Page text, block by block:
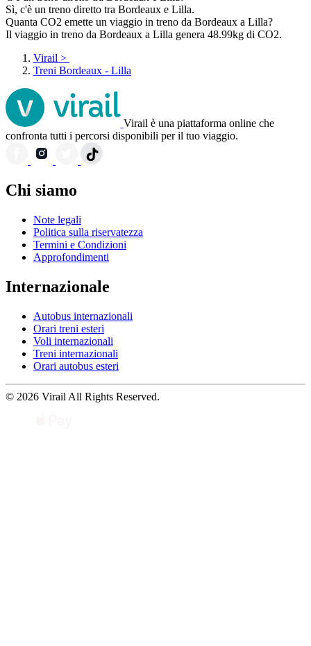
Sì, c'è un treno diretto tra Bordeaux e Lilla.
Quanta CO2 emette un viaggio in treno da Bordeaux a Lilla?
Il viaggio in treno da Bordeaux a Lilla genera 48.99kg di CO2.
Virail >
Treni Bordeaux - Lilla
Virail è una piattaforma online che
confronta tutti i percorsi disponibili per il tuo viaggio.
Chi siamo
Note legali
Politica sulla riservatezza
Termini e Condizioni
Approfondimenti
Internazionale
Autobus internazionali
Orari treni esteri
Voli internazionali
Treni internazionali
Orari autobus esteri
© 2026 Virail All Rights Reserved.